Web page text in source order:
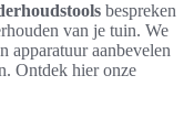
bespreken
van je tuin. We
apparatuur aanbevelen
Ontdek hier onze